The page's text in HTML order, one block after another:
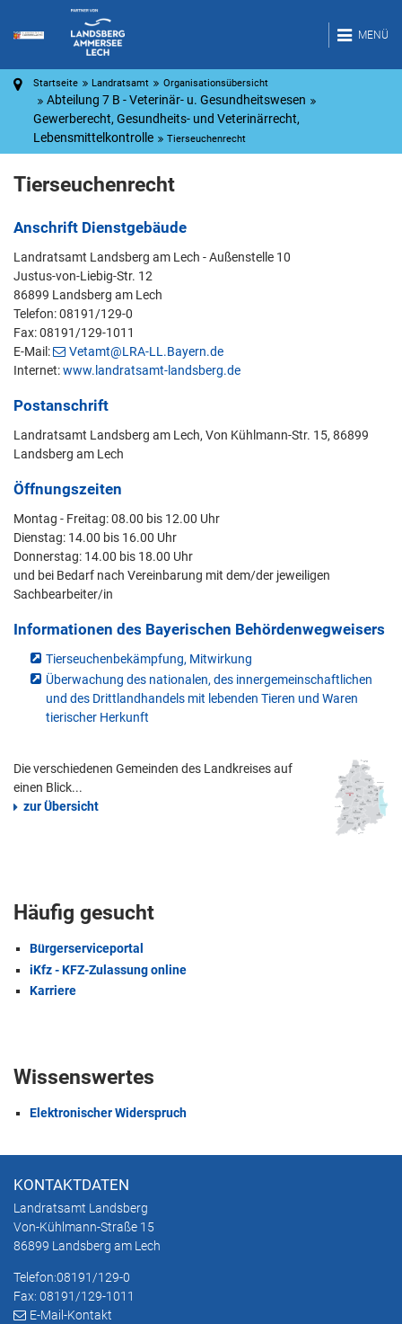
MENÜ
Startseite Landratsamt Organisationsübersicht
Abteilung 7 B - Veterinär- u. Gesundheitswesen
Gewerberecht, Gesundheits- und Veterinärrecht,
Lebensmittelkontrolle
Tierseuchenrecht
Tierseuchenrecht
Anschrift Dienstgebäude
Landratsamt Landsberg am Lech - Außenstelle 10
Justus-von-Liebig-Str. 12
86899 Landsberg am Lech
Telefon: 08191/129-0
Fax: 08191/129-1011
E-Mail:
Vetamt@LRA-LL.Bayern.de
Internet:www.landratsamt-landsberg.de
Postanschrift
Landratsamt Landsberg am Lech, Von Kühlmann-Str. 15, 86899
Landsberg am Lech
Öffnungszeiten
Montag - Freitag: 08.00 bis 12.00 Uhr
Dienstag: 14.00 bis 16.00 Uhr
Donnerstag: 14.00 bis 18.00 Uhr
und bei Bedarf nach Vereinbarung mit dem/der jeweiligen
Sachbearbeiter/in
Informationen des Bayerischen Behördenwegweisers
Tierseuchenbekämpfung, Mitwirkung
Überwachung des nationalen, des innergemeinschaftlichen
und des Drittlandhandels mit lebenden Tieren und Waren
tierischer Herkunft
Die verschiedenen Gemeinden des Landkreises auf
einen Blick...
zur Übersicht
Häufig gesucht
Bürgerserviceportal
iKfz - KFZ-Zulassung online
Karriere
Wissenswertes
Elektronischer Widerspruch
KONTAKTDATEN
Landratsamt Landsberg
Von-Kühlmann-Straße 15
86899 Landsberg am Lech
Telefon:08191/129-0
Fax: 08191/129-1011
E-Mail-Kontakt